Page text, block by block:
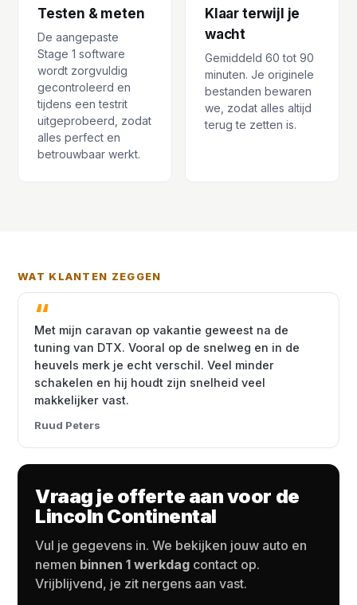
Testen & meten
De aangepaste
Stage 1 software
wordt zorgvuldig
gecontroleerd en
tijdens een testrit
uitgeprobeerd, zodat
alles perfect en
betrouwbaar werkt.
Klaar terwijl je
wacht
Gemiddeld 60 tot 90
minuten. Je originele
bestanden bewaren
we, zodat alles altijd
terug te zetten is.
WAT KLANTEN ZEGGEN
Met mijn caravan op vakantie geweest na de
tuning van DTX. Vooral op de snelweg en in de
heuvels merk je echt verschil. Veel minder
schakelen en hij houdt zijn snelheid veel
makkelijker vast.
Ruud Peters
Vraag je offerte aan voor de
Lincoln Continental
Vul je gegevens in. We bekijken jouw auto en
nemen binnen 1 werkdag contact op.
Vrijblijvend, je zit nergens aan vast.